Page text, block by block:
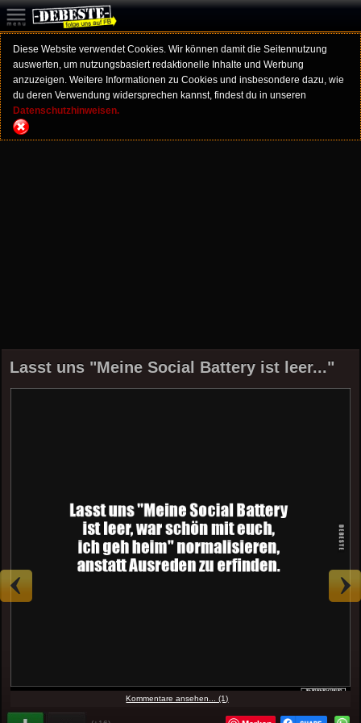
Diese Website verwendet Cookies. Wir können damit die Seitennutzung
auswerten, um nutzungsbasiert redaktionelle Inhalte und Werbung
anzuzeigen. Weitere Informationen zu Cookies und insbesondere dazu, wie
du deren Verwendung widersprechen kannst, findest du in unseren
Datenschutzhinweisen.
Lasst uns "Meine Social Battery ist leer..."
Kommentare ansehen... (1)